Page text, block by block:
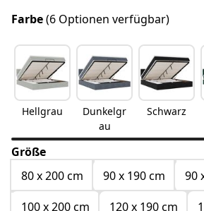
Farbe(6 Optionen verfügbar)
Hellgrau
Dunkelgr
au
Schwarz
Größe
80 x 200 cm
90 x 190 cm
90
100 x 200 cm
120 x 190 cm